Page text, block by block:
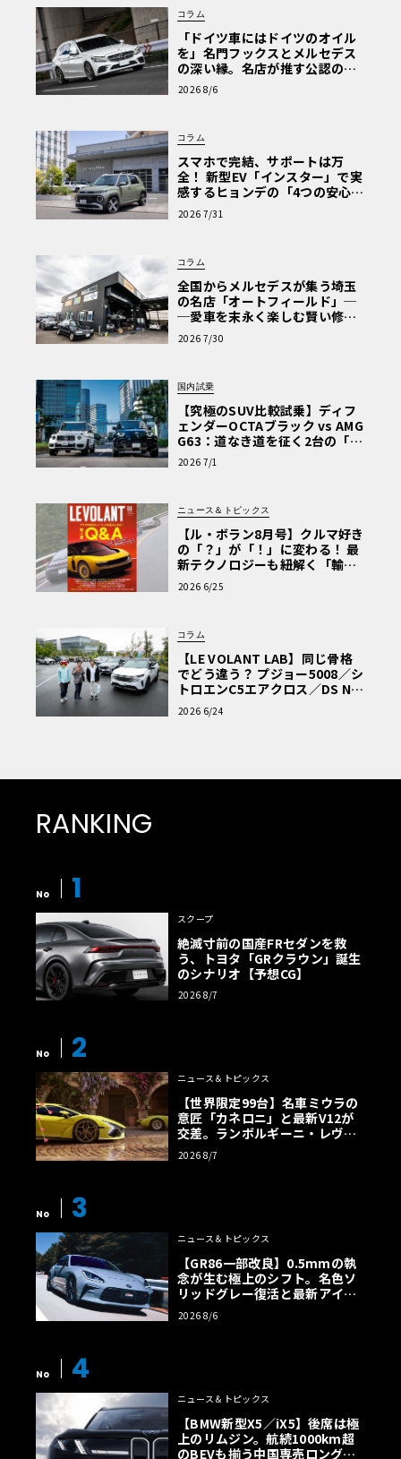
コラム
「ドイツ車にはドイツのオイル
を」名門フックスとメルセデス
の深い縁。名店が推す公認の安
心と、Cクラスで味わうシルキー
な走り〈PR〉
2026 8/6
コラム
スマホで完結、サポートは万
全！ 新型EV「インスター」で実
感するヒョンデの「4つの安心」
【第1回・ヒョンデ6つの疑問：
Why? Hyundai?】〈PR〉
2026 7/31
コラム
全国からメルセデスが集う埼玉
の名店「オートフィールド」─
─愛車を末永く楽しむ賢い修理
術と、プロがフックス製オイル
を選ぶ理由〈PR〉
2026 7/30
国内試乗
【究極のSUV比較試乗】ディフ
ェンダーOCTAブラック vs AMG
G63：道なき道を征く2台の「対
極的アプローチ」
2026 7/1
ニュース＆トピックス
【ル・ボラン8月号】クルマ好き
の「？」が「！」に変わる！ 最
新テクノロジーも紐解く「輸入
車Q&A」
2026 6/25
コラム
【LE VOLANT LAB】同じ骨格
でどう違う？ プジョー5008／シ
トロエンC5エアクロス／DS Nº4
読者一気乗りレポート
2026 6/24
RANKING
No 1
スクープ
絶滅寸前の国産FRセダンを救
う、トヨタ「GRクラウン」誕生
のシナリオ【予想CG】
2026 8/7
No 2
ニュース＆トピックス
【世界限定99台】名車ミウラの
意匠「カネロニ」と最新V12が
交差。ランボルギーニ・レヴエ
ルトに60周年記念車が登場
2026 8/7
No 3
ニュース＆トピックス
【GR86一部改良】0.5mmの執
念が生む極上のシフト。名色ソ
リッドグレー復活と最新アイサ
イトでFRの極みへ
2026 8/6
No 4
ニュース＆トピックス
【BMW新型X5／iX5】後席は極
上のリムジン。航続1000km超
のBEVも揃う中国専売ロング仕